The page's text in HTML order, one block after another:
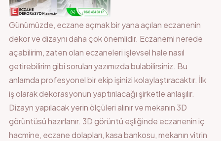
Günümüzde, eczane açmak bir yana açılan eczanenin
dekor ve dizaynı daha çok önemlidir. Eczanemi nerede
açabilirim, zaten olan eczaneleri işlevsel hale nasıl
getirebilirim gibi soruları yazımızda bulabilirsiniz. Bu
anlamda profesyonel bir ekip işinizi kolaylaştıracaktır. İlk
iş olarak dekorasyonun yaptırılacağı şirketle anlaşılır.
Dizayn yapılacak yerin ölçüleri alınır ve mekanın 3D
görüntüsü hazırlanır. 3D görüntü eşliğinde eczanenin iç
hacmine, eczane dolapları, kasa bankosu, mekanın vitrin